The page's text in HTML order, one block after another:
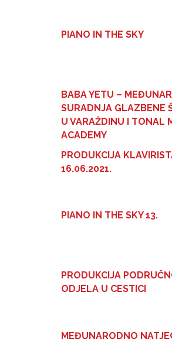
PIANO IN THE SKY
BABA YETU –
SURADNJA GLAZBENE
U VARAŽDINU I TONAL
ACADEMY
PRODUKCIJA
16.06.2021.
PIANO IN THE SKY 13.
PRODUKCIJA
ODJELA U CESTICI
MEĐUNARODNO